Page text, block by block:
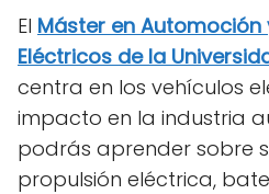
El Máster en Automoción
Eléctricos de la
centra en los vehículos
impacto en la industria
podrás aprender sobre
propulsión eléctrica,